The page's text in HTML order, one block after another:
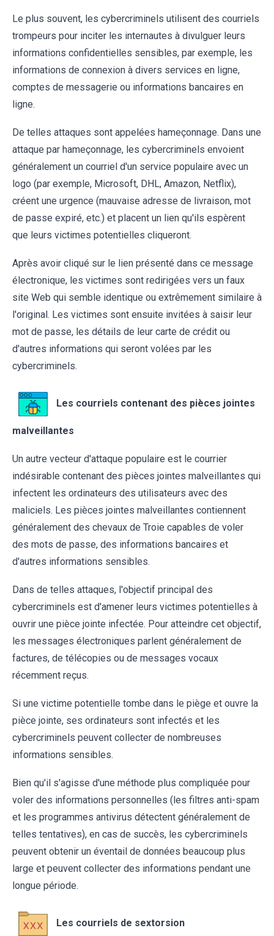
Le plus souvent, les cybercriminels utilisent des courriels
trompeurs pour inciter les internautes à divulguer leurs
informations confidentielles sensibles, par exemple, les
informations de connexion à divers services en ligne,
comptes de messagerie ou informations bancaires en
ligne.
De telles attaques sont appelées hameçonnage. Dans une
attaque par hameçonnage, les cybercriminels envoient
généralement un courriel d'un service populaire avec un
logo (par exemple, Microsoft, DHL, Amazon, Netflix),
créent une urgence (mauvaise adresse de livraison, mot
de passe expiré, etc.) et placent un lien qu'ils espèrent
que leurs victimes potentielles cliqueront.
Après avoir cliqué sur le lien présenté dans ce message
électronique, les victimes sont redirigées vers un faux
site Web qui semble identique ou extrêmement similaire à
l'original. Les victimes sont ensuite invitées à saisir leur
mot de passe, les détails de leur carte de crédit ou
d'autres informations qui seront volées par les
cybercriminels.
Les courriels contenant des pièces jointes
malveillantes
Un autre vecteur d'attaque populaire est le courrier
indésirable contenant des pièces jointes malveillantes qui
infectent les ordinateurs des utilisateurs avec des
maliciels. Les pièces jointes malveillantes contiennent
généralement des chevaux de Troie capables de voler
des mots de passe, des informations bancaires et
d'autres informations sensibles.
Dans de telles attaques, l'objectif principal des
cybercriminels est d'amener leurs victimes potentielles à
ouvrir une pièce jointe infectée. Pour atteindre cet objectif,
les messages électroniques parlent généralement de
factures, de télécopies ou de messages vocaux
récemment reçus.
Si une victime potentielle tombe dans le piège et ouvre la
pièce jointe, ses ordinateurs sont infectés et les
cybercriminels peuvent collecter de nombreuses
informations sensibles.
Bien qu'il s'agisse d'une méthode plus compliquée pour
voler des informations personnelles (les filtres anti-spam
et les programmes antivirus détectent généralement de
telles tentatives), en cas de succès, les cybercriminels
peuvent obtenir un éventail de données beaucoup plus
large et peuvent collecter des informations pendant une
longue période.
Les courriels de sextorsion